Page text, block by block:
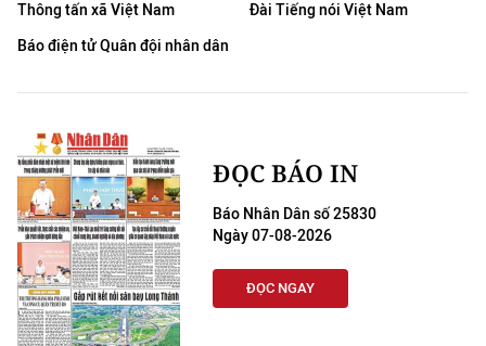
Thông tấn xã Việt Nam
Đài Tiếng nói Việt Nam
Báo điện tử Quân đội nhân dân
ĐỌC BÁO IN
Báo Nhân Dân số 25830
Ngày 07-08-2026
ĐỌC NGAY